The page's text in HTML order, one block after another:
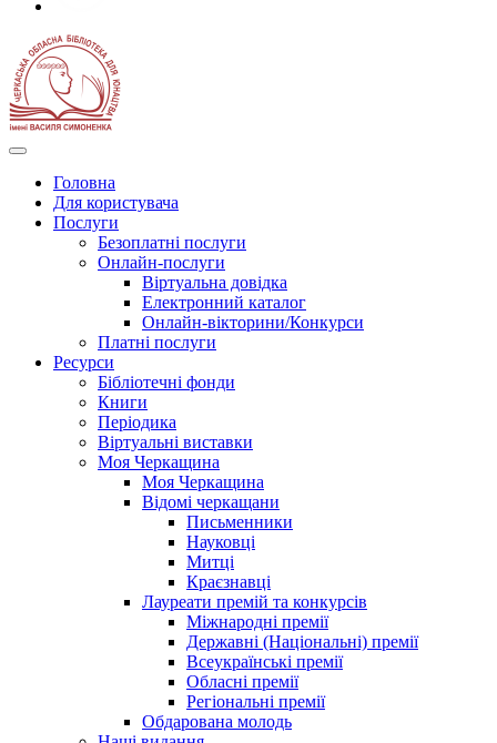
Головна
Для користувача
Послуги
Безоплатні послуги
Онлайн-послуги
Віртуальна довідка
Електронний каталог
Онлайн-вікторини/Конкурси
Платні послуги
Ресурси
Бібліотечні фонди
Книги
Періодика
Віртуальні виставки
Моя Черкащина
Моя Черкащина
Відомі черкащани
Письменники
Науковці
Митці
Краєзнавці
Лауреати премій та конкурсів
Міжнародні премії
Державні (Національні) премії
Всеукраїнські премії
Обласні премії
Регіональні премії
Обдарована молодь